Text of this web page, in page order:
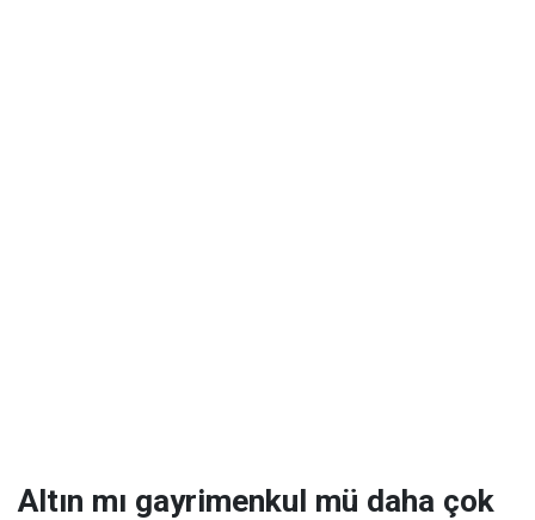
Altın mı gayrimenkul mü daha çok